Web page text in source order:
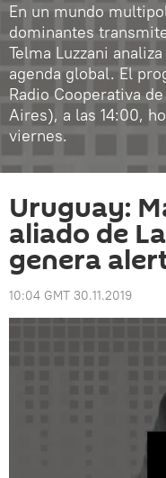
En un mundo
dominantes
Telma Luzzani
agenda global. El
Radio Cooperativa
Aires), a las 14:00,
viernes.
Uruguay:
aliado de
genera
10:04 GMT 30.11.2019